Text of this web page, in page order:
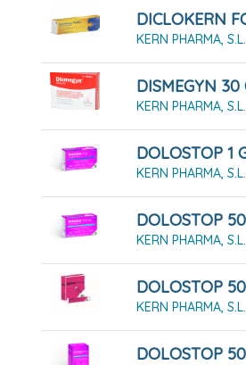
KERN PHARMA, S.L.
KERN PHARMA, S.L.
KERN PHARMA, S.L.
KERN PHARMA, S.L.
KERN PHARMA, S.L.